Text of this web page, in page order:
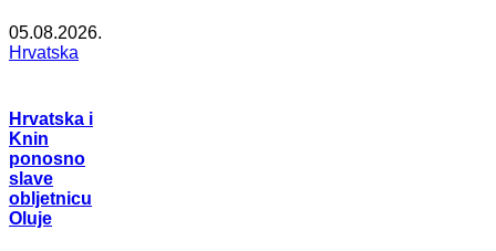
05.08.2026.
Hrvatska
Hrvatska i
Knin
ponosno
slave
obljetnicu
Oluje